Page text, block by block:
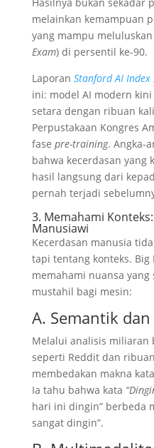
melainkan kemampuan
yang mampu
Exam) di persentil ke-90.
Laporan Stanford AI Index
ini: model AI modern
setara dengan ribuan
Perpustakaan Kongres
fase pre-training. Angka-
bahwa kecerdasan
hasil langsung dari
pernah terjadi
3. Memahami Konteks:
Manusiawi
Kecerdasan manusia
tapi tentang konteks. Big
memahami nuansa
mustahil bagi mesin:
A. Semantik
Melalui analisis miliaran
seperti Reddit dan
membedakan makna
Ia tahu bahwa kata
hari ini dingin” berbeda
sangat dingin”.